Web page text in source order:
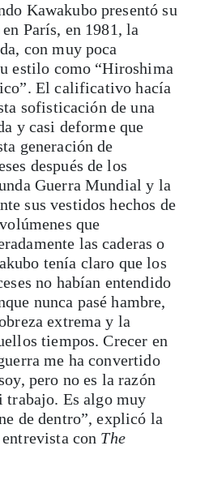
Kawakubo presentó su
París, en 1981, la
con muy poca
estilo como “Hiroshima
El calificativo hacía
sofisticación de una
y casi deforme que
generación de
después de los
Guerra Mundial y la
sus vestidos hechos de
que
las caderas o
tenía claro que los
no habían entendido
nunca pasé hambre,
extrema y la
tiempos. Crecer en
me ha convertido
pero no es la razón
trabajo. Es algo muy
de dentro”, explicó la
con The